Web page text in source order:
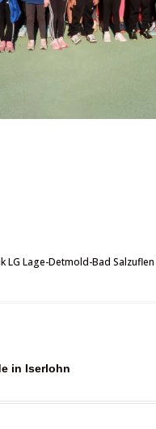
LG Lage-Detmold-Bad Salzuflen
in Iserlohn